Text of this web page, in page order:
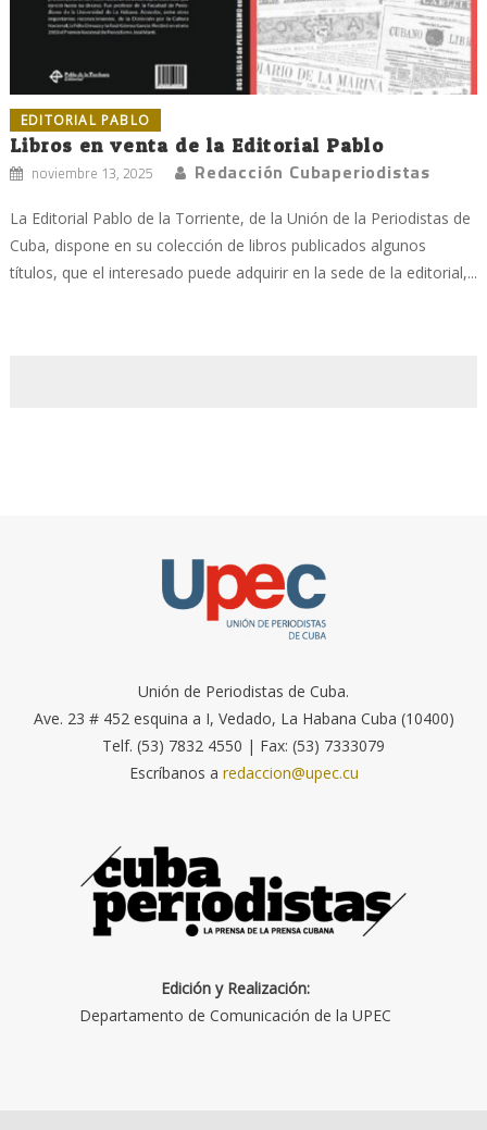
EDITORIAL PABLO
Libros en venta de la Editorial Pablo
noviembre 13, 2025 Redacción Cubaperiodistas
La Editorial Pablo de la Torriente, de la Unión de la Periodistas de
Cuba, dispone en su colección de libros publicados algunos
títulos, que el interesado puede adquirir en la sede de la editorial,...
Unión de Periodistas de Cuba.
Ave. 23 # 452 esquina a I, Vedado, La Habana Cuba (10400)
Telf. (53) 7832 4550 | Fax: (53) 7333079
Escríbanos a redaccion@upec.cu
Edición y Realización:
Departamento de Comunicación de la UPEC